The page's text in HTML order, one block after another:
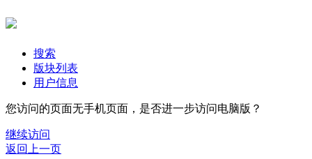
搜索
版块列表
用户信息
您访问的页面无手机页面，是否进一步访问电脑版？
继续访问
返回上一页